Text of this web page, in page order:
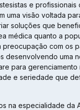
e profissionais
uma visão voltada
soluções que
médica quanto a
preocupação com os
desenvolvendo uma
para gerenciamento
e seriedade que
na especialidade da